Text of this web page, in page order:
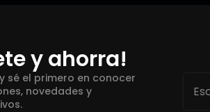
y ahorra!
sé el primero en conocer
novedades y